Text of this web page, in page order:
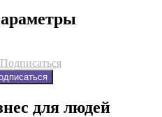
Подписаться
для людей